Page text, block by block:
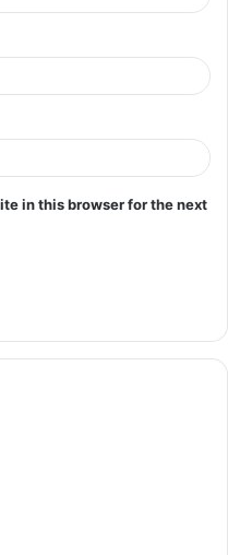
in this browser for the next